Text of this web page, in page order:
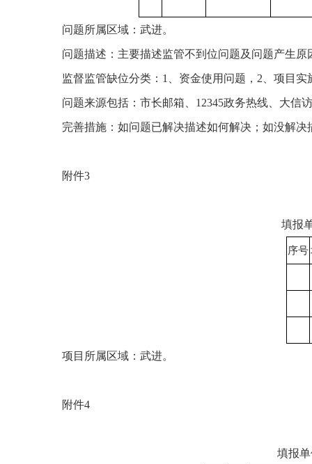
问题所属区域：武进。
问题描述：主要描述监管不到位问题及问题产生原
监督监管缺位分类： 1、资金使用问题，2、项目
问题来源包括：市长邮箱、 12345政务热线、大信
完善措施：如问题已解决描述如何解决；如没解决
附件3
填报
序号
项目所属区域：武进。
附件4
填报